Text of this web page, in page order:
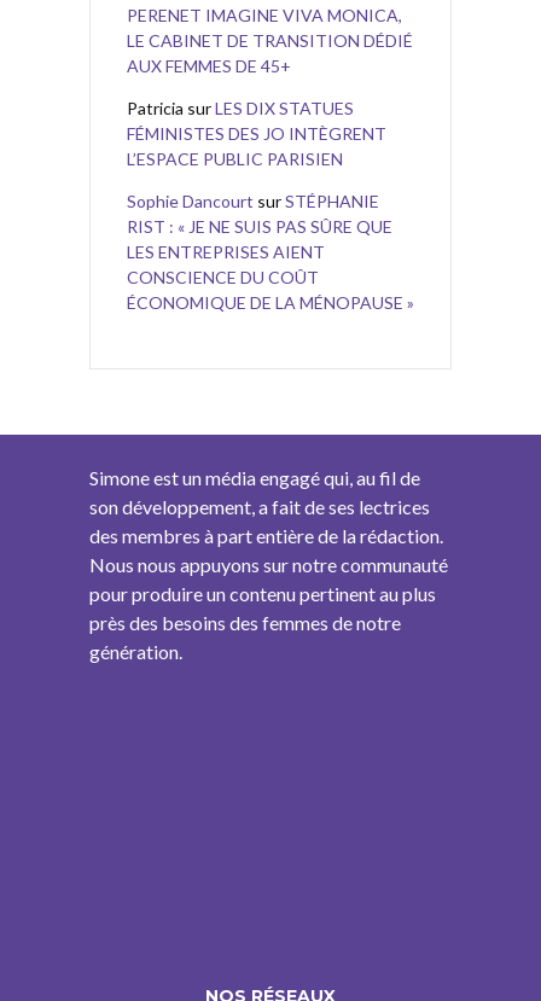
PERENET IMAGINE VIVA MONICA,
LE CABINET DE TRANSITION DÉDIÉ
AUX FEMMES DE 45+
Patricia surLES DIX STATUES
FÉMINISTES DES JO INTÈGRENT
L’ESPACE PUBLIC PARISIEN
Sophie Dancourt surSTÉPHANIE
RIST : « JE NE SUIS PAS SÛRE QUE
LES ENTREPRISES AIENT
CONSCIENCE DU COÛT
ÉCONOMIQUE DE LA MÉNOPAUSE »
Simone est un média engagé qui, au fil de
son développement, a fait de ses lectrices
des membres à part entière de la rédaction.
Nous nous appuyons sur notre communauté
pour produire un contenu pertinent au plus
près des besoins des femmes de notre
génération.
NOS RÉSEAUX